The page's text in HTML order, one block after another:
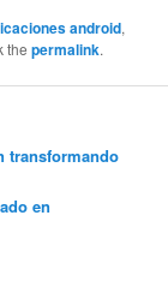
android,
thepermalink.
transformando
en